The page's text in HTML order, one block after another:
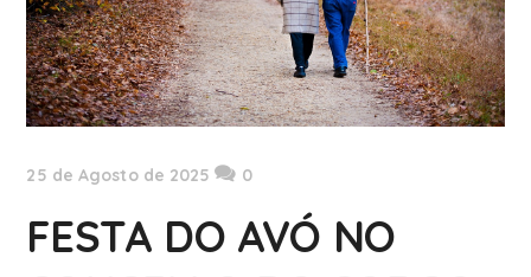
25 de Agosto de 2025 0
FESTA DO AVÓ NO